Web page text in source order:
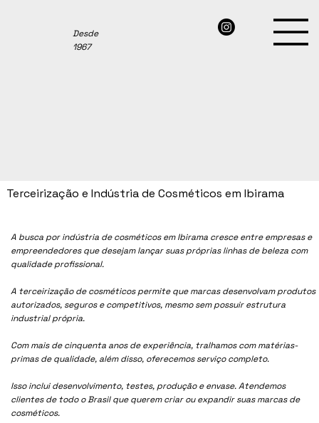
Desde
1967
A busca por indústria de cosméticos em Ibirama cresce entre empresas e
empreendedores que desejam lançar suas próprias linhas de beleza com
qualidade profissional.
A terceirização de cosméticos permite que marcas desenvolvam produtos
autorizados, seguros e competitivos, mesmo sem possuir estrutura
industrial própria.
Com mais de cinquenta anos de experiência, tralhamos com matérias-
primas de qualidade, além disso, oferecemos serviço completo.
Isso inclui desenvolvimento, testes, produção e envase. Atendemos
clientes de todo o Brasil que querem criar ou expandir suas marcas de
cosméticos.
Terceirização e Indústria de Cosméticos em Ibirama